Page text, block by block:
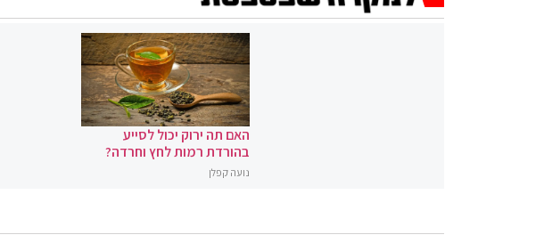
האם תה ירוק יכול לסייע
בהורדת רמות לחץ וחרדה?
נועה קפלן